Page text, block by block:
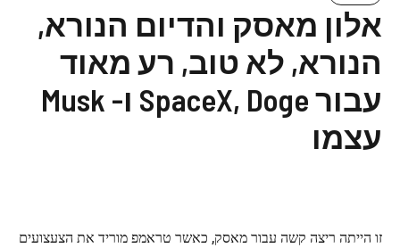
אלון מאסק והדיום הנורא,
הנורא, לא טוב, רע מאוד
עבור SpaceX, Doge ו- Musk
עצמו
זו הייתה ריצה קשה עבור מאסק, כאשר טראמפ מוריד את הצעצועים